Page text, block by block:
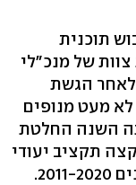
תוכנית
של מנכ"לי
הגשת
מעט מנופים
השנה החלטת
תקציב יעודי